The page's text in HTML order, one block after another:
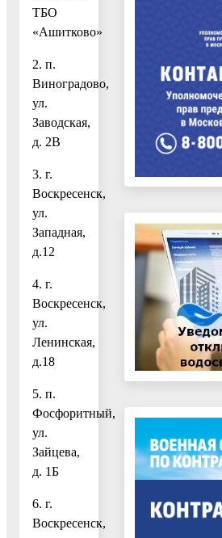
ТБО
«Ашитково»
2. п.
Виноградово,
ул.
Заводская,
д. 2В
3. г.
Воскресенск,
ул.
Западная,
д.12
4. г.
Воскресенск,
ул.
Ленинская,
д.18
5. п.
Фосфоритный,
ул.
Зайцева,
д. 1Б
6. г.
Воскресенск,